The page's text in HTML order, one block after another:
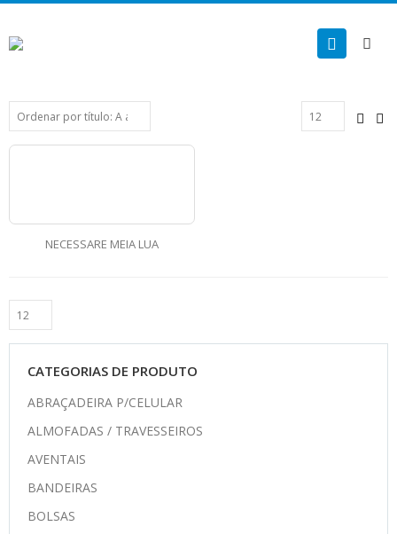
NECESSARE MEIA LUA
CATEGORIAS DE PRODUTO
ABRAÇADEIRA P/CELULAR
ALMOFADAS / TRAVESSEIROS
AVENTAIS
BANDEIRAS
BOLSAS